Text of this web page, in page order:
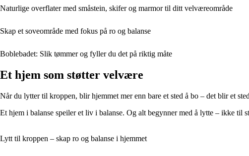
Naturlige overflater med småstein, skifer og marmor til ditt velværeområde
Skap et soveområde med fokus på ro og balanse
Boblebadet: Slik tømmer og fyller du det på riktig måte
Et hjem som støtter velvære
Når du lytter til kroppen, blir hjemmet mer enn bare et sted å bo – det blir et
Et hjem i balanse speiler et liv i balanse. Og alt begynner med å lytte – ikke til
Lytt til kroppen – skap ro og balanse i hjemmet